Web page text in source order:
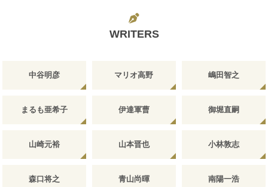
WRITERS
中谷明彦 マリオ高野 嶋田智之
まるも亜希子 伊達軍曹 御堀直嗣
山崎元裕 山本晋也 小林敦志
森口将之 青山尚暉 南陽一浩